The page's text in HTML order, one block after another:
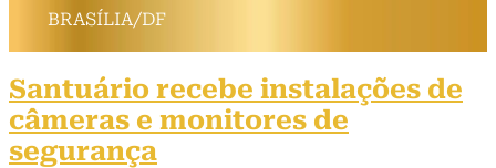
BRASÍLIA/DF
Santuário recebe instalações de
câmeras e monitores de
segurança